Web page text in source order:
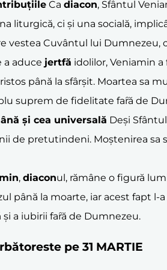
Ca diacon, Sfântul
liturgică, ci și una socială,
vestea Cuvântul lui Dumnezeu,
a aduce jertfă idolilor, Veniamin
până la sfârșit. Moartea sa
suprem de fidelitate faȓă de
și cea universală Deși
de pretutindeni. Moștenirea sa
, diaconul, rămâne o figură
până la moarte, iar acest fapt
și a iubirii faȓă de Dumnezeu.
pe 31 MARTIE